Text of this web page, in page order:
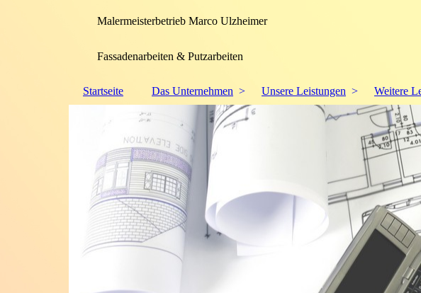
Malermeisterbetrieb Marco Ulzheimer
Fassadenarbeiten & Putzarbeiten
Startseite Das Unternehmen Unsere Leistungen Weitere